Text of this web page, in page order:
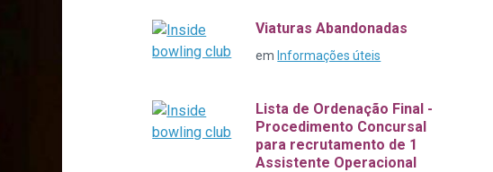
Viaturas Abandonadas
em Informações úteis
Lista de Ordenação Final -
Procedimento Concursal
para recrutamento de 1
Assistente Operacional